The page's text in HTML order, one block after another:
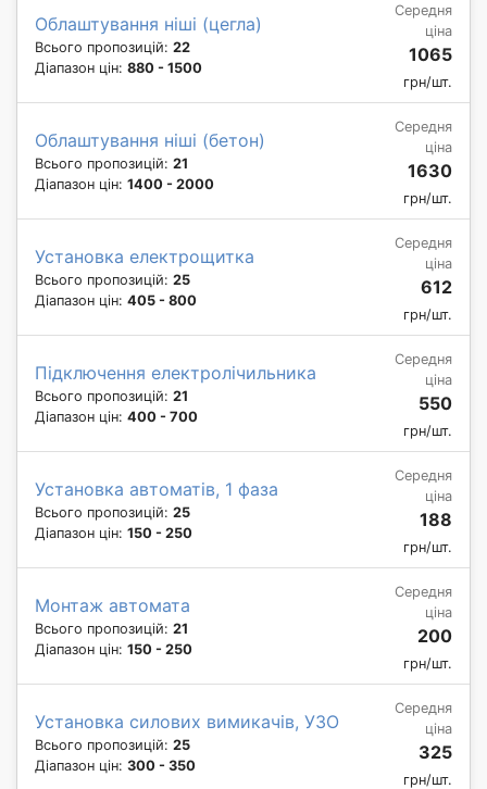
Облаштування ніші (цегла)
Всього пропозицій: 22
Діапазон цін: 880 - 1500
Середня
ціна
1065
грн/шт.
Облаштування ніші (бетон)
Всього пропозицій: 21
Діапазон цін: 1400 - 2000
Середня
ціна
1630
грн/шт.
Установка електрощитка
Всього пропозицій: 25
Діапазон цін: 405 - 800
Середня
ціна
612
грн/шт.
Підключення електролічильника
Всього пропозицій: 21
Діапазон цін: 400 - 700
Середня
ціна
550
грн/шт.
Установка автоматів, 1 фаза
Всього пропозицій: 25
Діапазон цін: 150 - 250
Середня
ціна
188
грн/шт.
Монтаж автомата
Всього пропозицій: 21
Діапазон цін: 150 - 250
Середня
ціна
200
грн/шт.
Установка силових вимикачів, УЗО
Всього пропозицій: 25
Діапазон цін: 300 - 350
Середня
ціна
325
грн/шт.